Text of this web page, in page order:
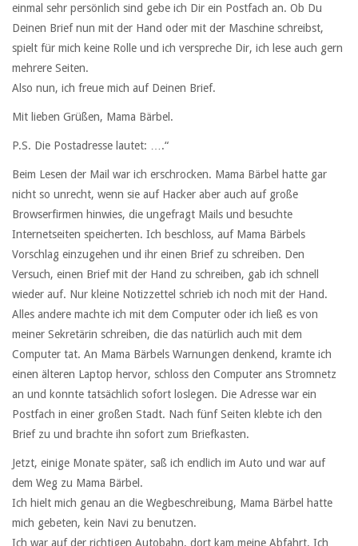
einmal sehr persönlich sind gebe ich Dir ein Postfach an. Ob Du
Deinen Brief nun mit der Hand oder mit der Maschine schreibst,
spielt für mich keine Rolle und ich verspreche Dir, ich lese auch gern
mehrere Seiten.
Also nun, ich freue mich auf Deinen Brief.
Mit lieben Grüßen, Mama Bärbel.
P.S. Die Postadresse lautet: ….“
Beim Lesen der Mail war ich erschrocken. Mama Bärbel hatte gar
nicht so unrecht, wenn sie auf Hacker aber auch auf große
Browserfirmen hinwies, die ungefragt Mails und besuchte
Internetseiten speicherten. Ich beschloss, auf Mama Bärbels
Vorschlag einzugehen und ihr einen Brief zu schreiben. Den
Versuch, einen Brief mit der Hand zu schreiben, gab ich schnell
wieder auf. Nur kleine Notizzettel schrieb ich noch mit der Hand.
Alles andere machte ich mit dem Computer oder ich ließ es von
meiner Sekretärin schreiben, die das natürlich auch mit dem
Computer tat. An Mama Bärbels Warnungen denkend, kramte ich
einen älteren Laptop hervor, schloss den Computer ans Stromnetz
an und konnte tatsächlich sofort loslegen. Die Adresse war ein
Postfach in einer großen Stadt. Nach fünf Seiten klebte ich den
Brief zu und brachte ihn sofort zum Briefkasten.
Jetzt, einige Monate später, saß ich endlich im Auto und war auf
dem Weg zu Mama Bärbel.
Ich hielt mich genau an die Wegbeschreibung, Mama Bärbel hatte
mich gebeten, kein Navi zu benutzen.
Ich war auf der richtigen Autobahn, dort kam meine Abfahrt. Ich